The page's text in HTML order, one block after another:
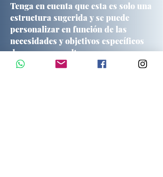
Tenga en cuenta que esta es solo una
estructura sugerida y se puede
personalizar en función de las
necesidades y objetivos específicos
dewww.xpmrealty.com.